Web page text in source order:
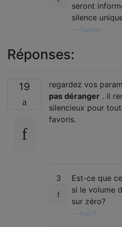
seront
silence
Sameer
Réponses:
19 regardez vos
pas déranger . il
silencieux pour
favoris.
3
Est-ce que
si le volume
sur zéro?
Rob P.